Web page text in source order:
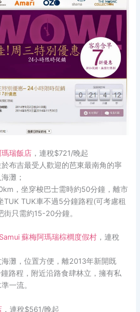
瑞飯店 ，連稅$721/晚起
布吉最受人歡迎的芭東最南角的寧
灘；
，坐穿梭巴士需時約50分鐘，離市
TUK車不過5分鐘路程(可考慮租
只需約15-20分鐘。
蘇梅阿瑪瑞棕櫚度假村 ，連稅
灘，位置方便，離2013年新開既
路程，附近沿路食肆林立，擁有私
一流。
，連稅$561/晚起